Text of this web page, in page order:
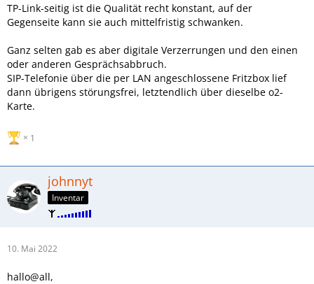
TP-Link-seitig ist die Qualität recht konstant, auf der
Gegenseite kann sie auch mittelfristig schwanken.
Ganz selten gab es aber digitale Verzerrungen und den einen
oder anderen Gesprächsabbruch.
SIP-Telefonie über die per LAN angeschlossene Fritzbox lief
dann übrigens störungsfrei, letztendlich über dieselbe o2-
Karte.
1
johnnyt
Inventar
10. Mai 2022
hallo@all,